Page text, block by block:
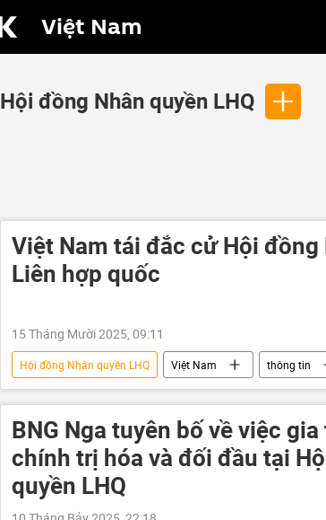
Việt Nam
Hội đồng Nhân quyền LHQ
Việt Nam tái đắc cử Hội đồng
Liên hợp quốc
15 Tháng Mười 2025, 09:11
Hội đồng Nhân quyền LHQ Việt Nam thông tin
Đại hội đồng Liên Hợp Quốc
nhân quyền
BNG Nga tuyên bố về việc
chính trị hóa và đối đầu tại
quyền LHQ